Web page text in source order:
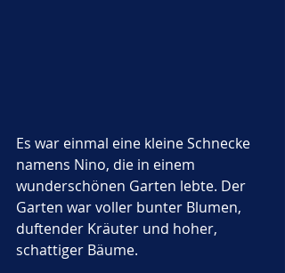
Es war einmal eine kleine Schnecke
namens Nino, die in einem
wunderschönen Garten lebte. Der
Garten war voller bunter Blumen,
duftender Kräuter und hoher,
schattiger Bäume.